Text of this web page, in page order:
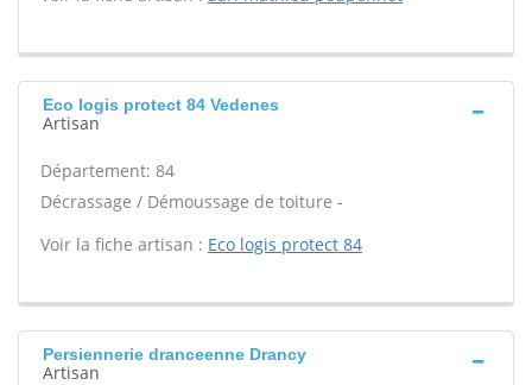
Eco logis protect 84 Vedenes
Artisan
Département: 84
Décrassage / Démoussage de toiture -
Voir la fiche artisan : Eco logis protect 84
Persiennerie dranceenne Drancy
Artisan